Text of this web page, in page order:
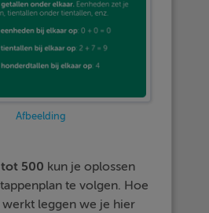
Afbeelding
500 kun je oplossen
te volgen. Hoe
werkt leggen we je hier